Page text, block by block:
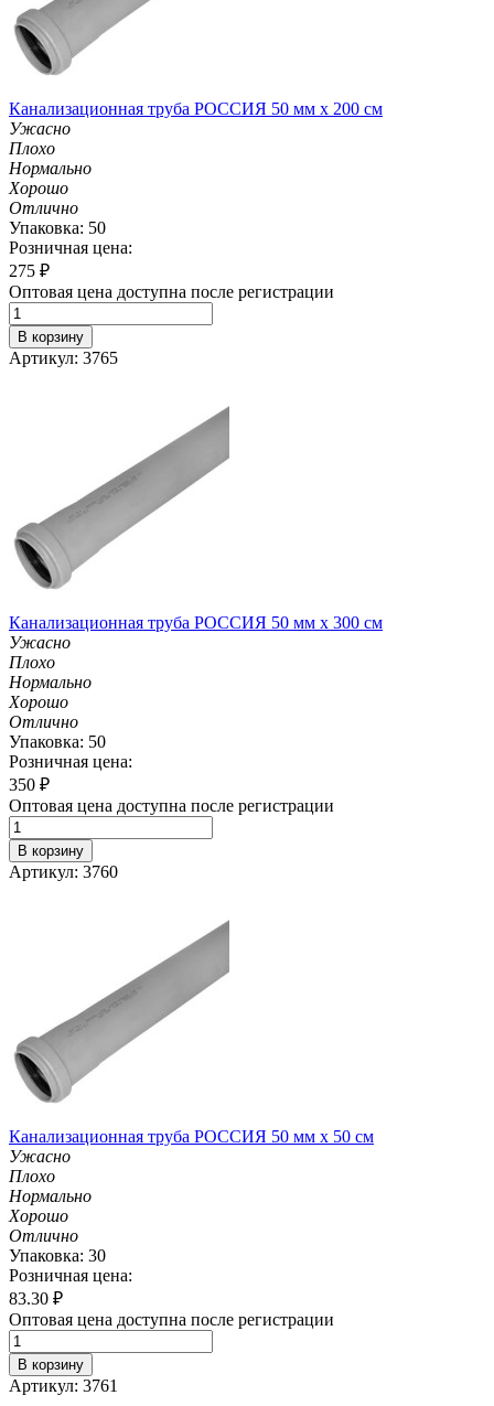
Канализационная труба РОССИЯ 50 мм х 200 см
Ужасно
Плохо
Нормально
Хорошо
Отлично
Упаковка: 50
Розничная цена:
275 ₽
Оптовая цена доступна после регистрации
В корзину
Артикул: 3765
Канализационная труба РОССИЯ 50 мм х 300 см
Ужасно
Плохо
Нормально
Хорошо
Отлично
Упаковка: 50
Розничная цена:
350 ₽
Оптовая цена доступна после регистрации
В корзину
Артикул: 3760
Канализационная труба РОССИЯ 50 мм х 50 см
Ужасно
Плохо
Нормально
Хорошо
Отлично
Упаковка: 30
Розничная цена:
83.30 ₽
Оптовая цена доступна после регистрации
В корзину
Артикул: 3761